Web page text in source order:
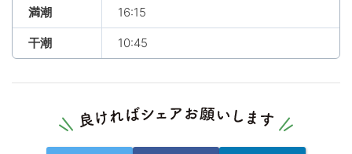
満潮 16:15
干潮 10:45